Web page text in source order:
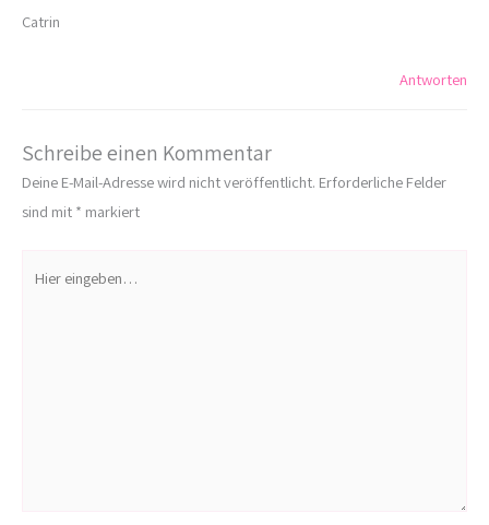
Catrin
Antworten
Schreibe einen Kommentar
Deine E-Mail-Adresse wird nicht veröffentlicht. Erforderliche Felder
sind mit * markiert
eingeben…